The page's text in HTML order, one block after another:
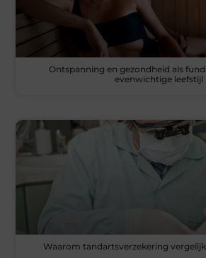
Ontspanning en gezondheid als
evenwichtige leefstijl
Waarom tandartsverzekering